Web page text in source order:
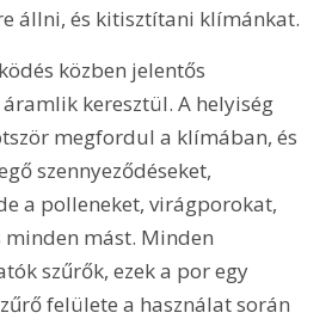
állni, és kitisztítani klímánkat.
közben jelentős
keresztül. A helyiség
megfordul a klímában, és
szennyeződéseket,
a polleneket, virágporokat,
mást. Minden
szűrők, ezek a por egy
felülete a használat során